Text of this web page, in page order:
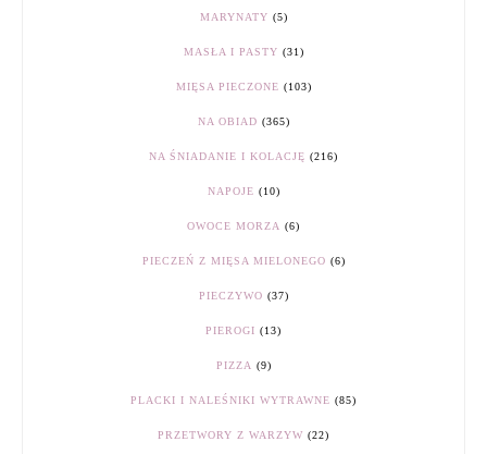
MARYNATY (5)
MASŁA I PASTY (31)
MIĘSA PIECZONE (103)
NA OBIAD (365)
NA ŚNIADANIE I KOLACJĘ (216)
NAPOJE (10)
OWOCE MORZA (6)
PIECZEŃ Z MIĘSA MIELONEGO (6)
PIECZYWO (37)
PIEROGI (13)
PIZZA (9)
PLACKI I NALEŚNIKI WYTRAWNE (85)
PRZETWORY Z WARZYW (22)